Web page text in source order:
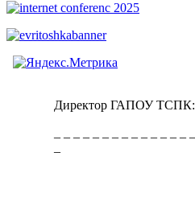
Директор ГАПОУ ТСПК: